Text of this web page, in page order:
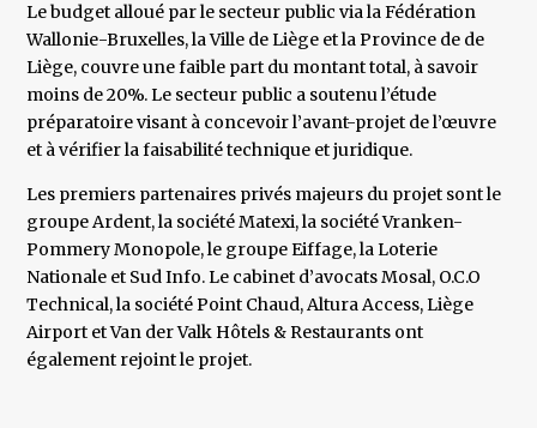
Le budget alloué par le secteur public via la Fédération
Wallonie-Bruxelles, la Ville de Liège et la Province de de
Liège, couvre une faible part du montant total, à savoir
moins de 20%. Le secteur public a soutenu l’étude
préparatoire visant à concevoir l’avant-projet de l’œuvre
et à vérifier la faisabilité technique et juridique.
Les premiers partenaires privés majeurs du projet sont le
groupe Ardent, la société Matexi, la société Vranken-
Pommery Monopole, le groupe Eiffage, la Loterie
Nationale et Sud Info. Le cabinet d’avocats Mosal, O.C.O
Technical, la société Point Chaud, Altura Access, Liège
Airport et Van der Valk Hôtels & Restaurants ont
également rejoint le projet.